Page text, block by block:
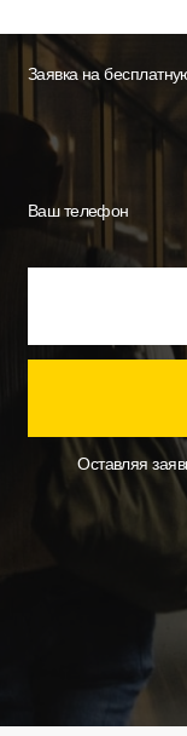
Заявка на
Ваш телефон
Оставляя